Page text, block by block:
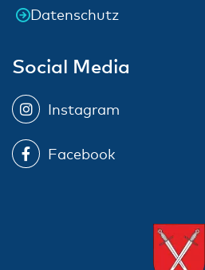
Datenschutz
Social Media
Instagram
Facebook